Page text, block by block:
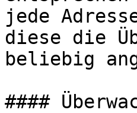
jede
diese die
beliebig
####